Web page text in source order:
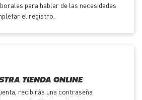
para hablar de las necesidades
el registro.
TIENDA ONLINE
recibirás una contraseña